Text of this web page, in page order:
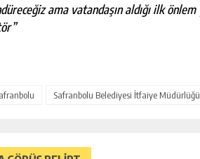
ama vatandaşın aldığı ilk
Safranbolu Belediyesi İtfaiye Müdürlüğü